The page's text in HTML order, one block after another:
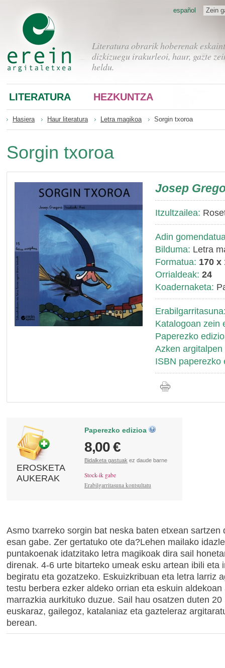
Literatura obrarik hoberenak
dizkizuegu irakurleoi, haur, gazte
heldu.
Zein
español
LITERATURA HEZKUNTZA
Hasiera Haur literatura Letra magikoa Sorgin txoroa
Sorgin txoroa
Josep
Itzultzailea:
Adin
Bilduma: Letra
Formatua: 170 x
Orrialdeak: 24
Koadernaketa:
Katalogoan zein
Paperezko
Azken argitalpen
ISBN paperezko
EROSKETA
AUKERAK
Paperezko edizioa
8,00 €
Bidalketa gastuak ez daude barne
Stock-ik gabe
Erabilgarritasuna kontsultatu
Asmo txarreko sorgin bat neska baten etxean sartzen
esan gabe. Zer gertatuko ote da?Lehen mailako idazle
puntakoenak idatzitako letra magikoak dira sail
direnak. 4-6 urte bitarteko umeak esku artean ibili eta
begiratu eta gozatzeko. Eskuizkribuan eta letra larriz
testu berbera ezker aldeko orrian eta eskuin aldekoan
marrazkia aurkituko duzue. Sail hau osatzen duten 20
euskaraz, gailegoz, katalaniaz eta gazteleraz
berean.